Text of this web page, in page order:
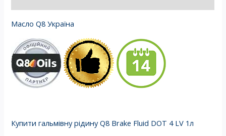
Масло Q8 Україна
Купити гальмівну рідину Q8 Brake Fluid DOT 4 LV 1л